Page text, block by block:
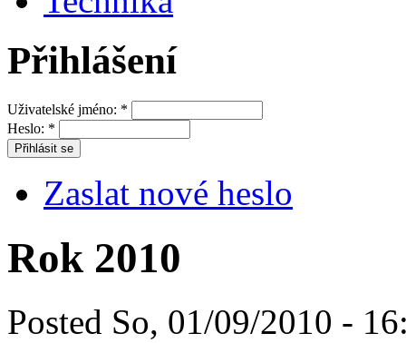
Přihlášení
Uživatelské jméno: *
Heslo: *
Zaslat nové heslo
Rok 2010
Posted So, 01/09/2010 -